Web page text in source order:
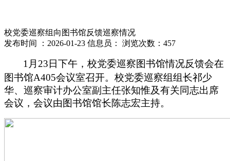
校党委巡察组向图书馆反馈巡察情况
发布时间 ：2026-01-23 信息员： 浏览次数： 457
1月23日下午，校党委巡察图书馆情况反馈会在
图书馆A405会议室召开。校党委巡察组组长祁少
华、巡察审计办公室副主任张知惟及有关同志出席
会议，会议由图书馆馆长陈志宏主持。